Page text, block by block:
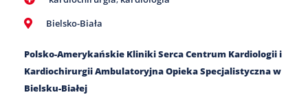
Bielsko-Biała
Polsko-Amerykańskie Kliniki Serca Centrum Kardiologii i
Kardiochirurgii Ambulatoryjna Opieka Specjalistyczna w
Bielsku-Białej